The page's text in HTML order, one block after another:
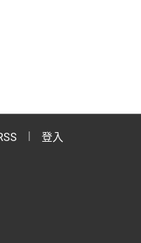
登入